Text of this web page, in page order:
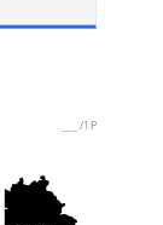
/1P